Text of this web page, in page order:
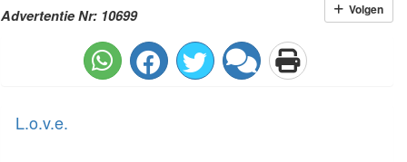
Advertentie Nr: 10699 Volgen
L.o.v.e.